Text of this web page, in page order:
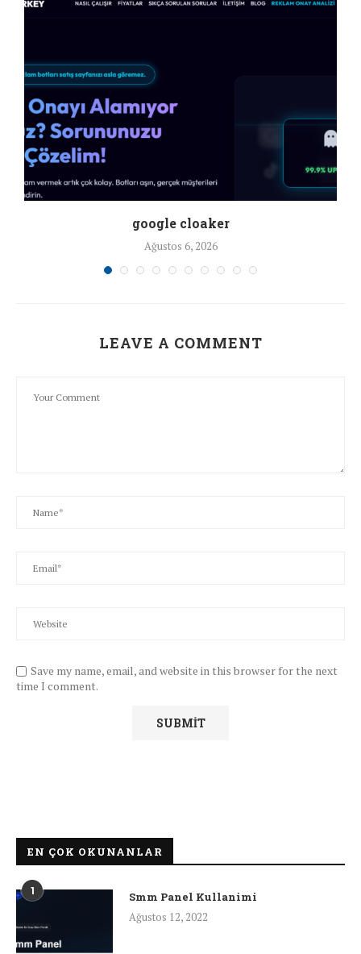
google cloaker
Ağustos 6, 2026
LEAVE A COMMENT
Save my name, email, and website in this browser for the next
time I comment.
EN ÇOK OKUNANLAR
1
Smm Panel Kullanimi
Ağustos 12, 2022